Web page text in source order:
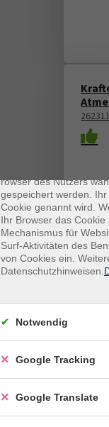
In
rowser des Nutzers
gespeichert werden.
Cookie genannt wird.
Ihr Browser das
Mechanismus für
Surf-Aktivitäten des
von Cookies ein.
Datenschutzhinweisen.
Notwendig
Google Tracking
Google Translate